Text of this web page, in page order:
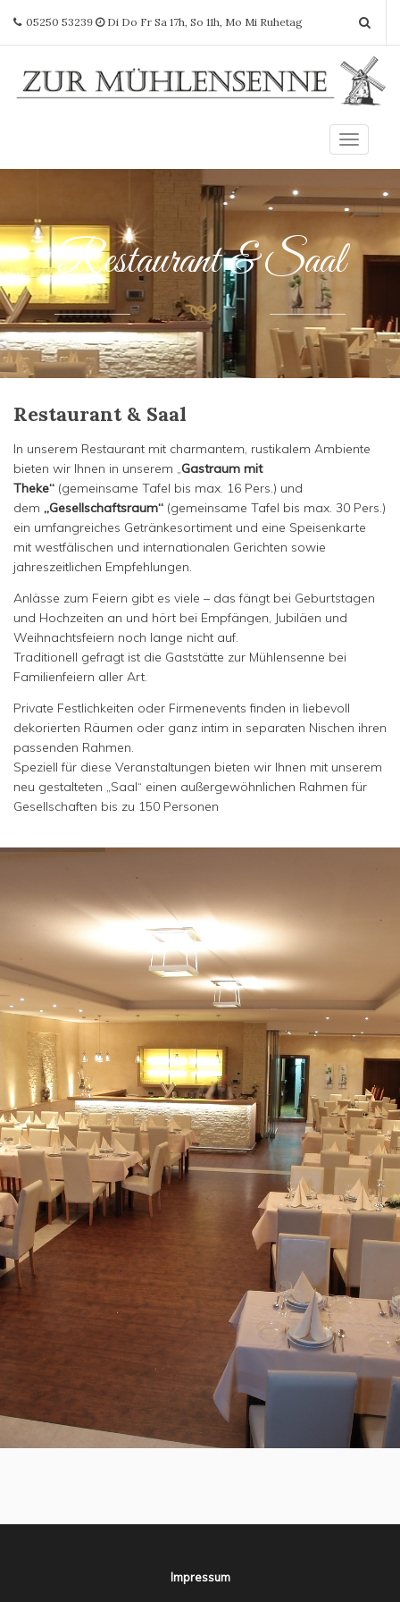
05250 53239 Di Do Fr Sa 17h, So 11h, Mo Mi Ruhetag
T
g
l
e
g
a
t
Restaurant & Saal
Restaurant & Saal
In unserem Restaurant mit charmantem, rustikalem Ambiente
bieten wir Ihnen in unserem „Gastraum mit
Theke“ (gemeinsame Tafel bis max. 16 Pers.) und
dem „Gesellschaftsraum“ (gemeinsame Tafel bis max. 30 Pers.)
ein umfangreiches Getränkesortiment und eine Speisenkarte
mit westfälischen und internationalen Gerichten sowie
jahreszeitlichen Empfehlungen.
Anlässe zum Feiern gibt es viele – das fängt bei Geburtstagen
und Hochzeiten an und hört bei Empfängen, Jubiläen und
Weihnachtsfeiern noch lange nicht auf.
Traditionell gefragt ist die Gaststätte zur Mühlensenne bei
Familienfeiern aller Art.
Private Festlichkeiten oder Firmenevents finden in liebevoll
dekorierten Räumen oder ganz intim in separaten Nischen ihren
passenden Rahmen.
Speziell für diese Veranstaltungen bieten wir Ihnen mit unserem
neu gestalteten „Saal“ einen außergewöhnlichen Rahmen für
Gesellschaften bis zu 150 Personen
Impressum